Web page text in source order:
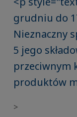
grudniu do
Nieznaczny
5 jego
przeciwnym
produktów
>